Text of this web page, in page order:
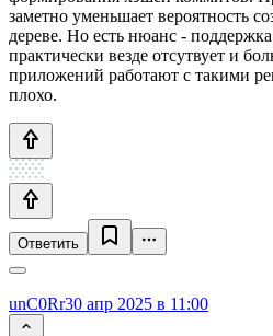
заметно уменьшает вероятность
дереве. Но есть нюанс -
практически везде отсутвует и
приложений работают с такими
плохо.
Ответить
unC0Rr30 апр 2025 в 11:00